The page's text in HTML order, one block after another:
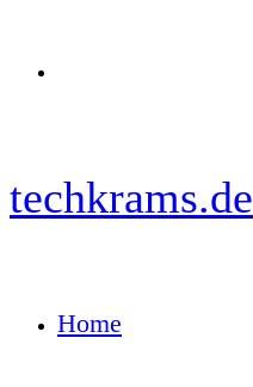
techkrams.de
Home